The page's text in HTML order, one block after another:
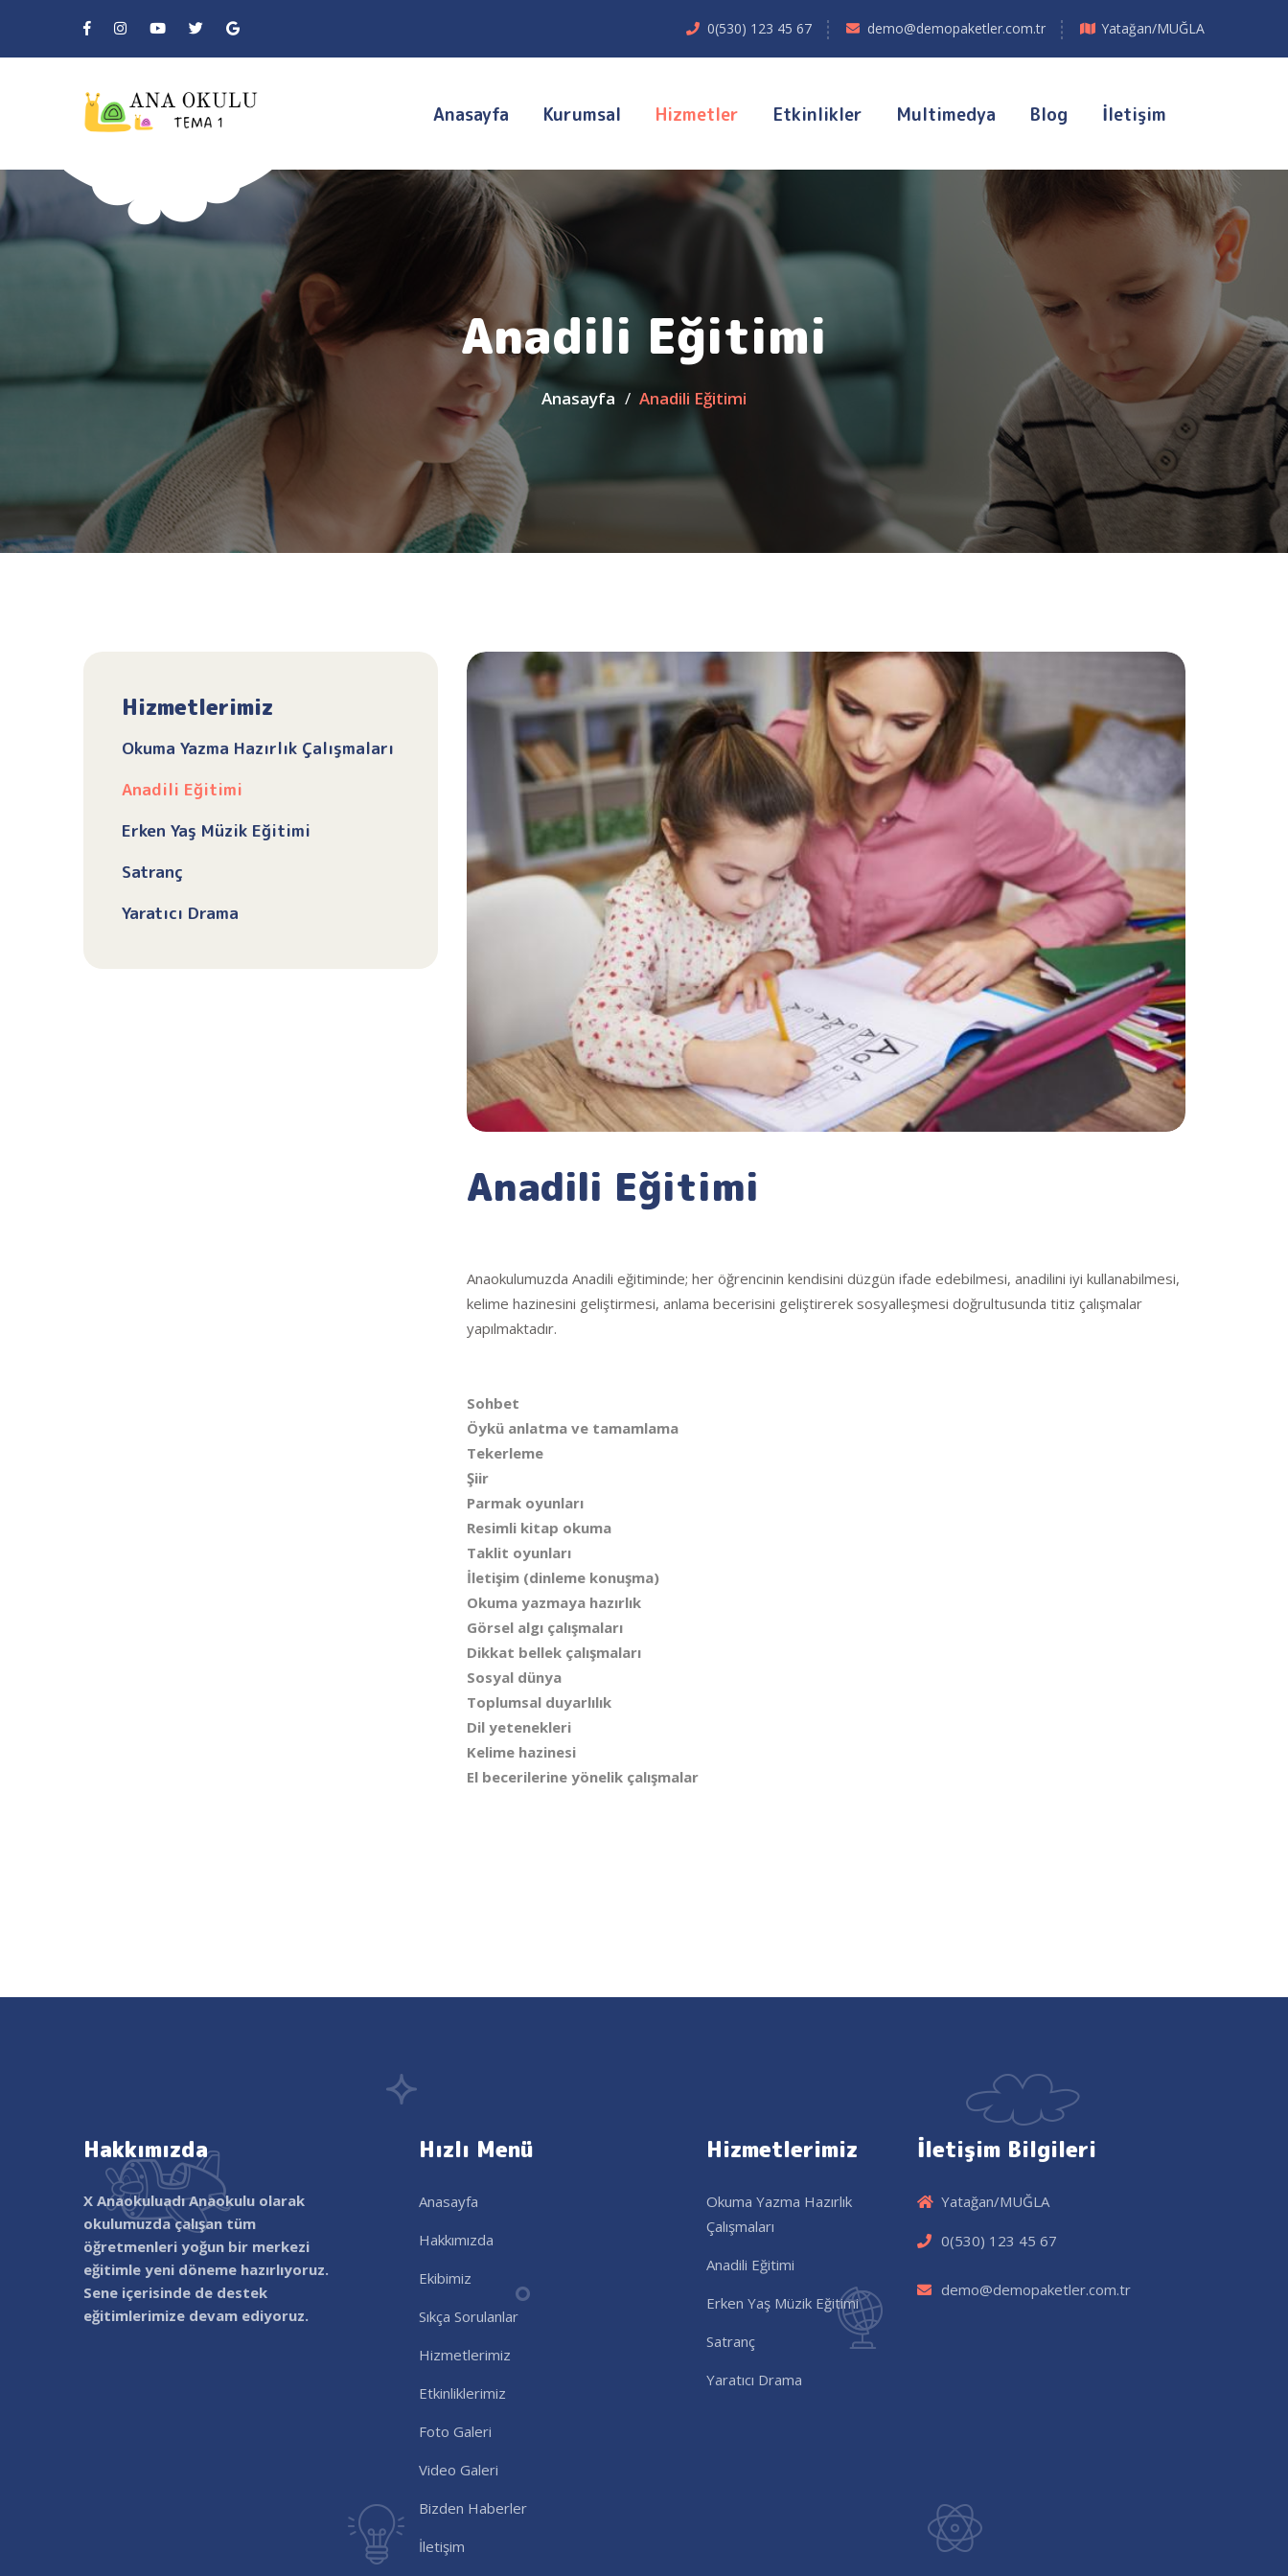
0(530) 123 45 67 demo@demopaketler.com.tr Yatağan/MUĞLA
Anasayfa Kurumsal Hizmetler Etkinlikler Multimedya Blog İletişim
Anadili Eğitimi
Anasayfa Anadili Eğitimi
Hizmetlerimiz
Okuma Yazma Hazırlık Çalışmaları
Anadili Eğitimi
Erken Yaş Müzik Eğitimi
Satranç
Yaratıcı Drama
Anadili Eğitimi
Anaokulumuzda Anadili eğitiminde; her öğrencinin kendisini düzgün ifade edebilmesi, anadilini iyi kullanabilmesi,
kelime hazinesini geliştirmesi, anlama becerisini geliştirerek sosyalleşmesi doğrultusunda titiz çalışmalar
yapılmaktadır.
Sohbet
Öykü anlatma ve tamamlama
Tekerleme
Şiir
Parmak oyunları
Resimli kitap okuma
Taklit oyunları
İletişim (dinleme konuşma)
Okuma yazmaya hazırlık
Görsel algı çalışmaları
Dikkat bellek çalışmaları
Sosyal dünya
Toplumsal duyarlılık
Dil yetenekleri
Kelime hazinesi
El becerilerine yönelik çalışmalar
Hakkımızda
X Anaokuluadı Anaokulu olarak
okulumuzda çalışan tüm
öğretmenleri yoğun bir merkezi
eğitimle yeni döneme hazırlıyoruz.
Sene içerisinde de destek
eğitimlerimize devam ediyoruz.
Hızlı Menü
Anasayfa
Hakkımızda
Ekibimiz
Sıkça Sorulanlar
Hizmetlerimiz
Etkinliklerimiz
Foto Galeri
Video Galeri
Bizden Haberler
İletişim
Hizmetlerimiz
Okuma Yazma Hazırlık
Çalışmaları
Anadili Eğitimi
Erken Yaş Müzik Eğitimi
Satranç
Yaratıcı Drama
İletişim Bilgileri
Yatağan/MUĞLA
0(530) 123 45 67
demo@demopaketler.com.tr